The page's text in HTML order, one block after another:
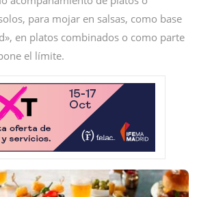
para mojar en salsas, como base
en platos combinados o como parte
el límite.